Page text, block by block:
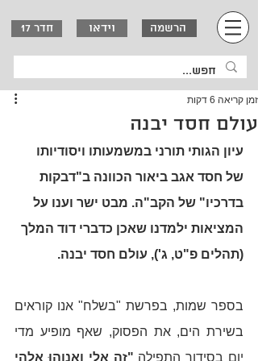
חדר 17 וידאו הרשמה
עולם חסד יבנה
זמן קריאה 6 דקות
עיון הגותי תורני במשמעותו ויסודיותו
של חסד אגב ביאור הכוונה ב"דבקות
בדרכיו" של הקב"ה. מבט ישר וענו על
המציאות ילמדנו שאכן כדברי דוד המלך
(תהלים פ"ט, ג'), עולם חסד יבנה.
יום בסידור התפילה